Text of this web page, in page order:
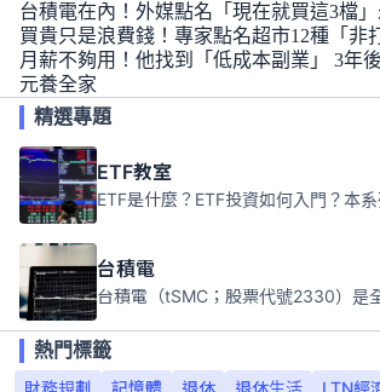
台積電在內！外媒點名「現在就買這3檔
買貴只是浪費錢！專家點名超市12種「非
月薪不夠用！他找到「低成本副業」 3年
元養全家
精選專題
ETF教室
台積電
熱門標籤
財務規劃
記憶體 退休 退休生活 LTN經